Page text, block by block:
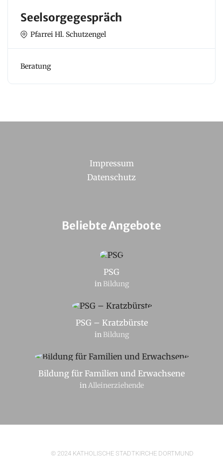
Seelsorgegespräch
Pfarrei Hl. Schutzengel
Beratung
Impressum
Datenschutz
Beliebte Angebote
PSG
in Bildung
PSG – Kratzbürste
in Bildung
Bildung für Familien und Erwachsene
inAlleinerziehende
© 2024 KATHOLISCHE STADTKIRCHE DORTMUND